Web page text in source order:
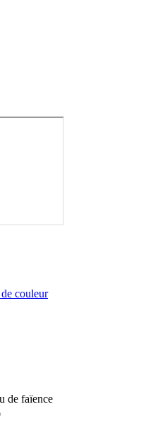
couleur
de faïence